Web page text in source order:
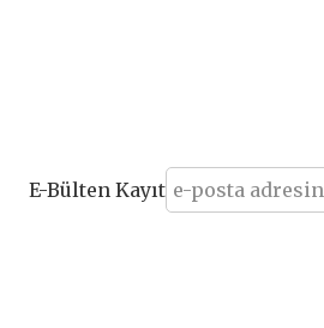
E-Bülten Kayıt